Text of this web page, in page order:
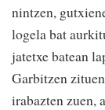
nintzen,
logela bat
jatetxe batean
Garbitzen
irabazten zuen,